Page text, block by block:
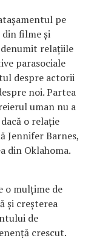
pe
filme și
denumit relațiile
parasociale
despre actorii
noi. Partea
uman nu a
o relație
Jennifer Barnes,
din Oklahoma.
o mulțime de
și creșterea
de
crescut.